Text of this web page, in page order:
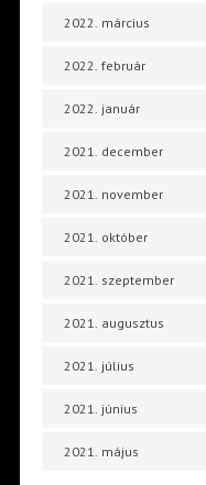
2022. március
2022. február
2022. január
2021. december
2021. november
2021. október
2021. szeptember
2021. augusztus
2021. július
2021. június
2021. május